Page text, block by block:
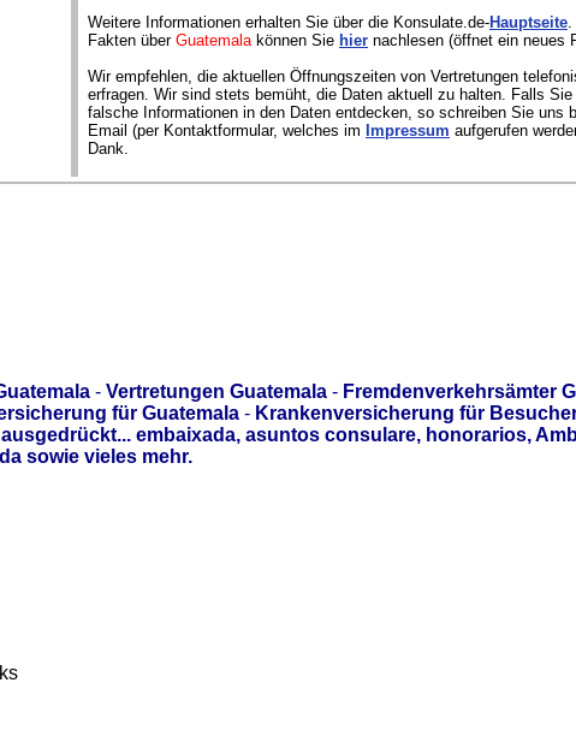
Weitere Informationen erhalten Sie über die Konsulate.de-Hauptseite.
Fakten über Guatemalakönnen Sie hier nachlesen (öffnet ein neues
Wir empfehlen, die aktuellen Öffnungszeiten von Vertretungen
erfragen. Wir sind stets bemüht, die Daten aktuell zu halten. Falls Sie
falsche Informationen in den Daten entdecken, so schreiben Sie uns
Email (per Kontaktformular, welches im Impressum aufgerufen
Dank.
- Vertretungen Guatemala - Fremdenverkehrsämter
für Guatemala - Krankenversicherung für
embaixada, asuntos consulare, honorarios,
sowie vieles mehr.